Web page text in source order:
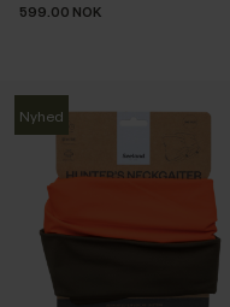
599.00 NOK
Nyhed